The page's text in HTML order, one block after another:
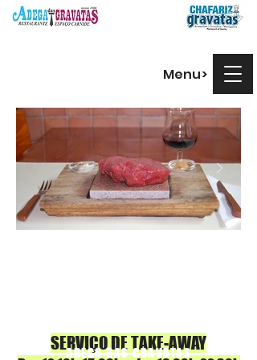
Menu>
SERVIÇO DE TAKE-AWAY
ADEGA DAS GRAVATAS